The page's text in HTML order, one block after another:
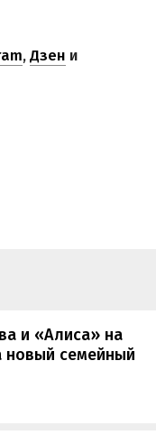
,Дзен и
и «Алиса» на
новый семейный